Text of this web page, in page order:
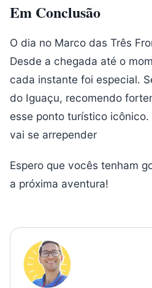
Em Conclusão
O dia no Marco das Três
Desde a chegada até o
cada instante foi especial.
do Iguaçu, recomendo
esse ponto turístico
vai se arrepender
Espero que vocês tenham
a próxima aventura!